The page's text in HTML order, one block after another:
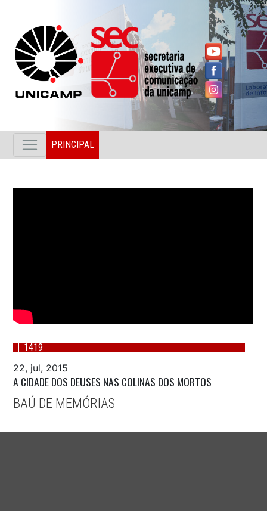
PRINCIPAL
1419
22, jul, 2015
A CIDADE DOS DEUSES NAS COLINAS DOS MORTOS
BAÚ DE MEMÓRIAS